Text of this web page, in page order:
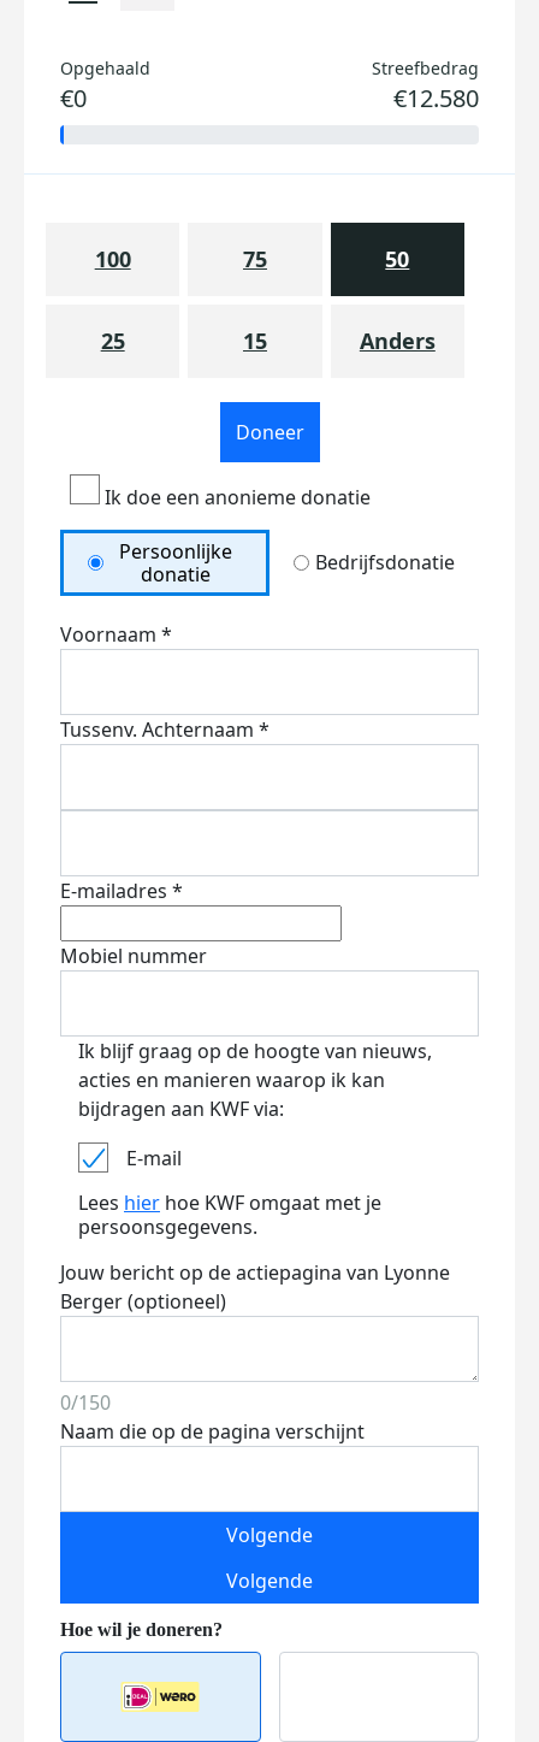
Opgehaald
€0
Streefbedrag
€12.580
100 75 50
25 15 Anders
Doneer
Ik doe een anonieme donatie
Persoonlijke
donatie
Bedrijfsdonatie
Voornaam *
Tussenv. Achternaam *
E-mailadres *
Mobiel nummer
Ik blijf graag op de hoogte van nieuws,
acties en manieren waarop ik kan
bijdragen aan KWF via:
E-mail
Lees hier hoe KWF omgaat met je
persoonsgegevens.
Jouw bericht op de actiepagina van Lyonne
Berger (optioneel)
0/150
Naam die op de pagina verschijnt
Volgende
Volgende